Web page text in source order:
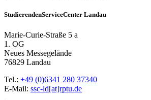
StudierendenServiceCenter Landau
Marie-Curie-Straße 5 a
1. OG
Neues Messegelände
76829 Landau
Tel.: +49 (0)6341 280 37340
E-Mail: ssc-ld[at]rptu.de